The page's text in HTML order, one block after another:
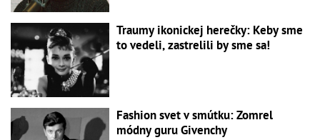
Traumy ikonickej herečky: Keby sme
to vedeli, zastrelili by sme sa!
Fashion svet v smútku: Zomrel
módny guru Givenchy